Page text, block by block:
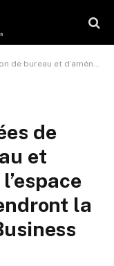
qui soutiendront la productivité – Fox Business Markets
de
et
la